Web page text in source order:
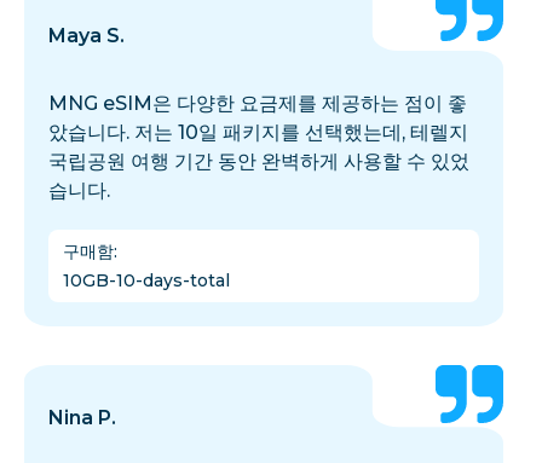
Maya S.
MNG eSIM은 다양한 요금제를 제공하는 점이 좋
았습니다. 저는 10일 패키지를 선택했는데, 테렐지
국립공원 여행 기간 동안 완벽하게 사용할 수 있었
습니다.
구매함:
10GB-10-days-total
Nina P.